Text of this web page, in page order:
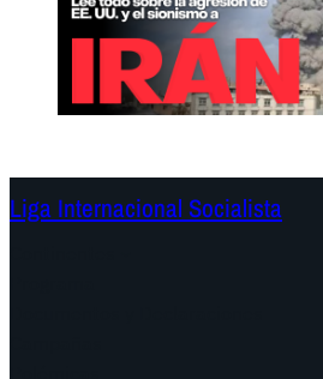
Liga Internacional Socialista